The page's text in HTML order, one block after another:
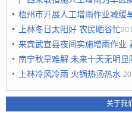
梧州市开展人工增雨作业减缓
上林冬日太阳好 农民晒谷忙
来宾武宣县夜间实施增雨作业
南宁秋旱难解 未来十天无明显
上林冷风冷雨 火锅热汤热水
关于我们